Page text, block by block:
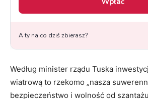
Według minister rządu Tuska
wiatrową to rzekomo „nasza
bezpieczeństwo i wolność od